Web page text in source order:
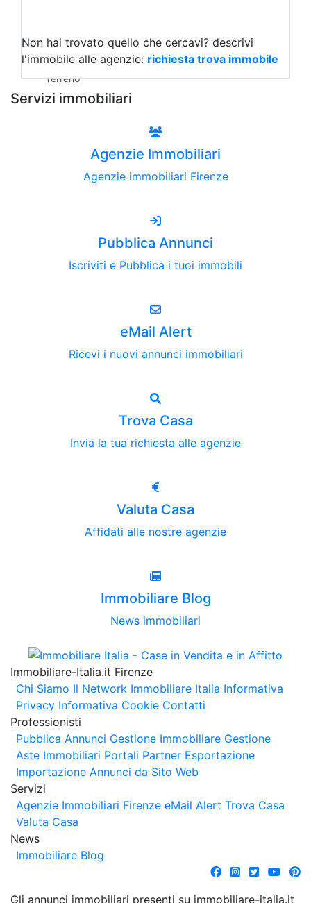
Qualsiasi
Terreno edificabile
Terreno
Non hai trovato quello che cercavi? descrivi
l'immobile alle agenzie: richiesta trova immobile
Servizi immobiliari
Agenzie Immobiliari
Agenzie immobiliari Firenze
Pubblica Annunci
Iscriviti e Pubblica i tuoi immobili
eMail Alert
Ricevi i nuovi annunci immobiliari
Trova Casa
Invia la tua richiesta alle agenzie
Valuta Casa
Affidati alle nostre agenzie
Immobiliare Blog
News immobiliari
Immobiliare-Italia.it Firenze
Chi Siamo Il Network Immobiliare Italia Informativa
Privacy Informativa Cookie Contatti
Professionisti
Pubblica Annunci Gestione Immobiliare Gestione
Aste Immobiliari Portali Partner Esportazione
Importazione Annunci da Sito Web
Servizi
Agenzie Immobiliari Firenze eMail Alert Trova Casa
Valuta Casa
News
Immobiliare Blog
Gli annunci immobiliari presenti su immobiliare-italia.it